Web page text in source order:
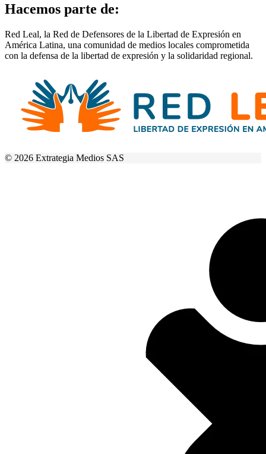
Hacemos parte de:
Red Leal, la Red de Defensores de la Libertad de Expresión en
América Latina, una comunidad de medios locales comprometida
con la defensa de la libertad de expresión y la solidaridad regional.
© 2026 Extrategia Medios SAS